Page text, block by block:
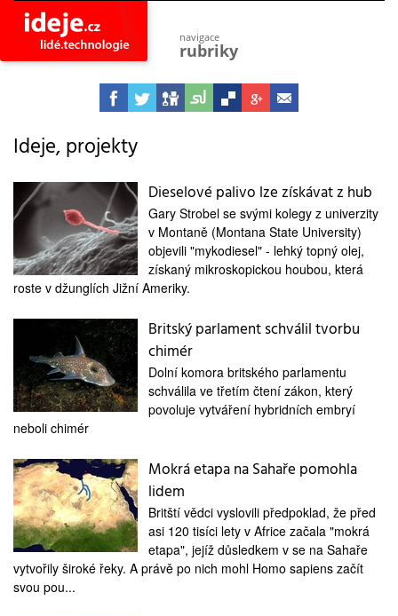
navigace
rubriky
astro
vesmír
společnost
objevy
vynálezy
planeta
přiroda
tajemství
firmy
zdraví
medicína
Ideje, projekty
Dieselové palivo lze získávat z hub
Gary Strobel se svými kolegy z univerzity
v Montaně (Montana State University)
objevili "mykodiesel" - lehký topný olej,
získaný mikroskopickou houbou, která
roste v džunglích Jižní Ameriky.
Britský parlament schválil tvorbu
chimér
Dolní komora britského parlamentu
schválila ve třetím čtení zákon, který
povoluje vytváření hybridních embryí
neboli chimér
Mokrá etapa na Sahaře pomohla
lidem
Britští vědci vyslovili předpoklad, že před
asi 120 tisíci lety v Africe začala "mokrá
etapa", jejíž důsledkem v se na Sahaře
vytvořily široké řeky. A právě po nich mohl Homo sapiens začít
svou pou...